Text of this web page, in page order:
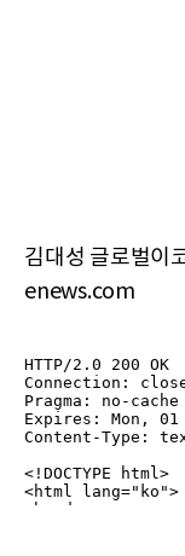
김대성 글로벌이
enews.com